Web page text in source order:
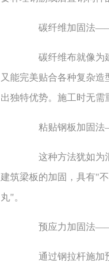
碳纤维加固法——
碳纤维布就像为建
又能完美贴合各种复杂
出独特优势。施工时无
粘贴钢板加固法
这种方法犹如为混
建筑梁板的加固，具有"
丸"。
预应力加固法——
通过钢拉杆施加预